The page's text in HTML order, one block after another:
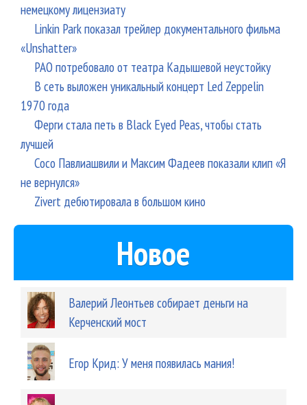
немецкому лицензиату
Linkin Park показал трейлер документального фильма
«Unshatter»
РАО потребовало от театра Кадышевой неустойку
В сеть выложен уникальный концерт Led Zeppelin
1970 года
Ферги стала петь в Black Eyed Peas, чтобы стать
лучшей
Сосо Павлиашвили и Максим Фадеев показали клип «Я
не вернулся»
Zivert дебютировала в большом кино
Новое
Валерий Леонтьев собирает деньги на
Керченский мост
Егор Крид: У меня появилась мания!